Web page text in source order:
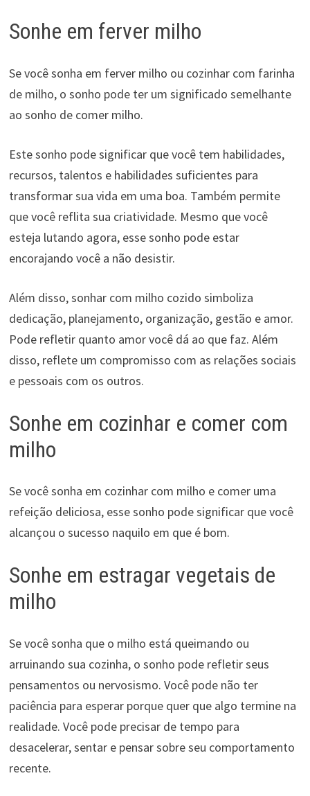
Sonhe em ferver milho
Se você sonha em ferver milho ou cozinhar com farinha
de milho, o sonho pode ter um significado semelhante
ao sonho de comer milho.
Este sonho pode significar que você tem habilidades,
recursos, talentos e habilidades suficientes para
transformar sua vida em uma boa. Também permite
que você reflita sua criatividade. Mesmo que você
esteja lutando agora, esse sonho pode estar
encorajando você a não desistir.
Além disso, sonhar com milho cozido simboliza
dedicação, planejamento, organização, gestão e amor.
Pode refletir quanto amor você dá ao que faz. Além
disso, reflete um compromisso com as relações sociais
e pessoais com os outros.
Sonhe em cozinhar e comer com
milho
Se você sonha em cozinhar com milho e comer uma
refeição deliciosa, esse sonho pode significar que você
alcançou o sucesso naquilo em que é bom.
Sonhe em estragar vegetais de
milho
Se você sonha que o milho está queimando ou
arruinando sua cozinha, o sonho pode refletir seus
pensamentos ou nervosismo. Você pode não ter
paciência para esperar porque quer que algo termine na
realidade. Você pode precisar de tempo para
desacelerar, sentar e pensar sobre seu comportamento
recente.